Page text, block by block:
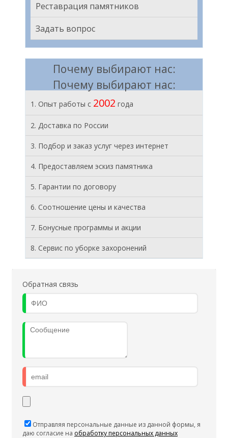
Реставрация памятников
Задать вопрос
Почему выбирают нас:
Почему выбирают нас:
1. Опыт работы с 2002 года
2. Доставка по России
3. Подбор и заказ услуг через интернет
4. Предоставляем эскиз памятника
5. Гарантии по договору
6. Соотношение цены и качества
7. Бонусные программы и акции
8. Cервис по уборке захоронений
Обратная связь
Отправляя персональные данные из данной формы, я
даю согласие на обработку персональных данных